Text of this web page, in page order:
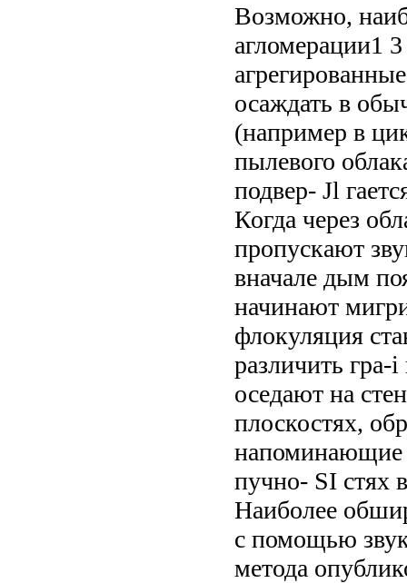
Возможно,
агломерации1
осаждать в
(например в
пылевого
подвер- Jl
Когда через
пропускают
вначале дым
начинают
флокуляция
различить
оседают на
плоскостях,
напоминающие
пучно- SI стях
Наиболее
с помощью
метода